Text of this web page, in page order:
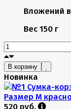
Вложений
Вес 150 г
В корзину
Новинка
520 руб.